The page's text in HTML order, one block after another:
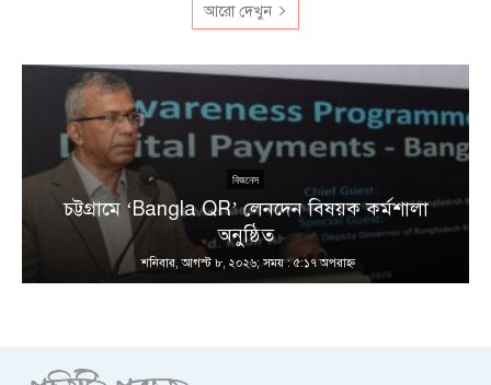
আরো দেখুন
বিজনেস
চট্টগ্রামে ‘Bangla QR’ লেনদেন বিষয়ক কর্মশালা
অনুষ্ঠিত
শনিবার, আগস্ট ৮, ২০২৬; সময় : ৫:১৭ অপরাহ্ণ